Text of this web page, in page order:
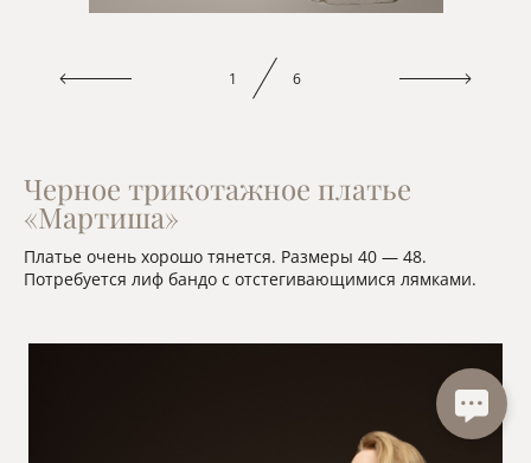
1 6
Черное трикотажное платье
«Мартиша»
Платье очень хорошо тянется. Размеры 40 — 48.
Потребуется лиф бандо с отстегивающимися лямками.